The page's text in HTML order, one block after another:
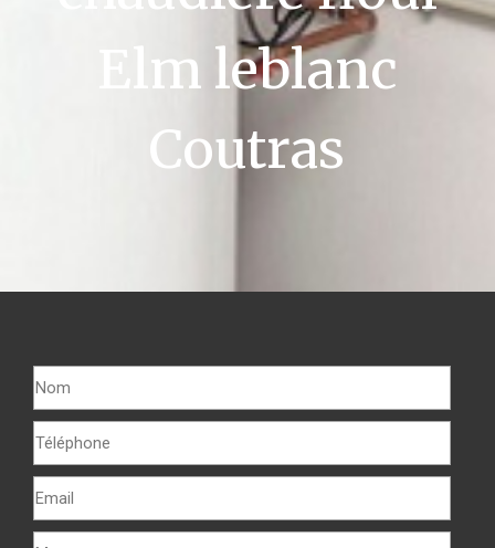
Elm leblanc
Coutras